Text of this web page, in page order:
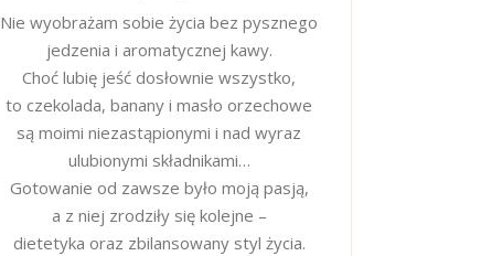
Nie wyobrażam sobie życia bez pysznego
jedzenia i aromatycznej kawy.
Choć lubię jeść dosłownie wszystko,
to czekolada, banany i masło orzechowe
są moimi niezastąpionymi i nad wyraz
ulubionymi składnikami…
Gotowanie od zawsze było moją pasją,
a z niej zrodziły się kolejne –
dietetyka oraz zbilansowany styl życia.